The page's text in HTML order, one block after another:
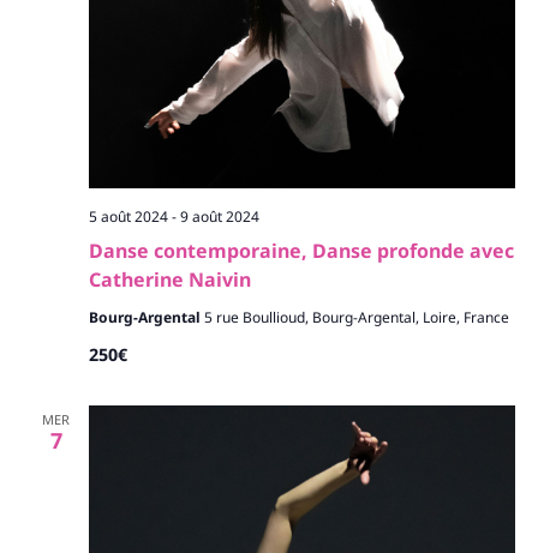
Danse contemporaine, Danse profonde avec
Catherine Naivin
5 août 2024-9 août 2024
Bourg-Argental 5 rue Boullioud, Bourg-Argental, Loire, France
250€
MER
7